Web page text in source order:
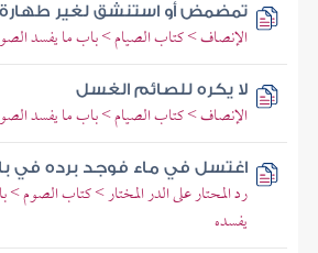
تمضمض أو استنشق لغير
الإنصاف > كتاب الصيام > باب ما يفسد
لا يكره للصائم الغسل
الإنصاف > كتاب الصيام > باب ما يفسد
اغتسل في ماء فوجد برده في
رد المحتار على الدر المختار > كتاب الصوم
يفسده